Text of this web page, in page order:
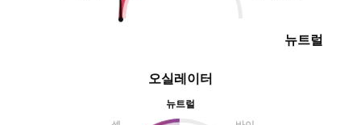
오실레이터
뉴트럴
뉴트럴